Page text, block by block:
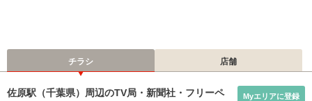
チラシ 店舗
佐原駅（千葉県）周辺のTV局・新聞社・フリーペ
Myエリアに登録